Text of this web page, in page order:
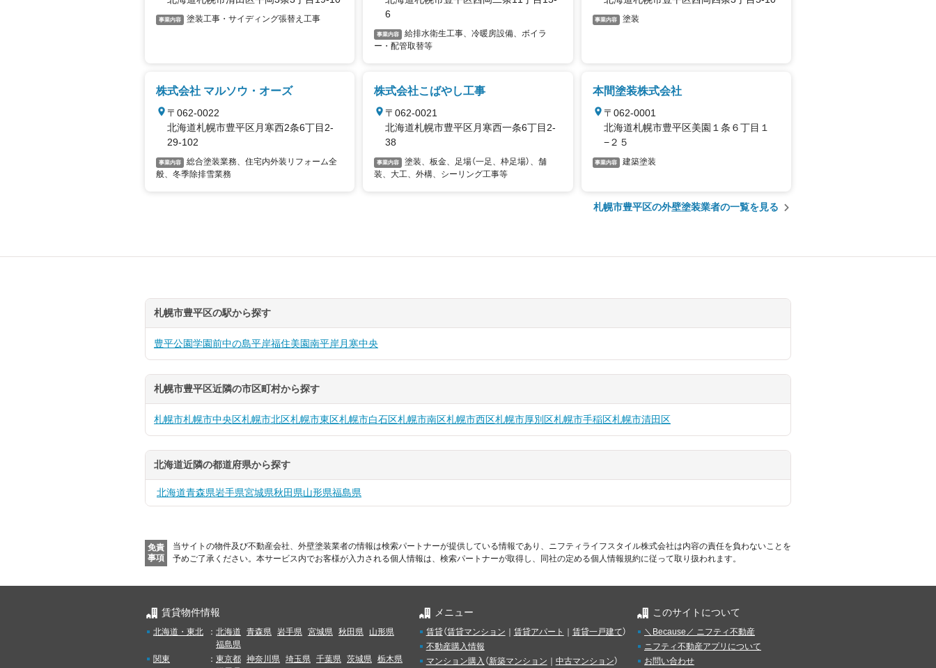
事業内容 塗装工事・サイディング張替え工事
6
事業内容
給排水衛生工事、冷暖房設備、ボイラ
ー・配管取替等
事業内容 塗装
株式会社 マルソウ・オーズ
〒062-0022
北海道札幌市豊平区月寒西2条6丁目2-
29-102
事業内容
総合塗装業務、住宅内外装リフォーム全
般、冬季除排雪業務
株式会社こばやし工事
〒062-0021
北海道札幌市豊平区月寒西一条6丁目2-
38
事業内容
塗装、板金、足場（一足、枠足場）、舗
装、大工、外構、シーリング工事等
本間塗装株式会社
〒062-0001
北海道札幌市豊平区美園１条６丁目１
−２５
事業内容 建築塗装
札幌市豊平区の外壁塗装業者の一覧を見る
札幌市豊平区の駅から探す
豊平公園学園前中の島平岸福住美園南平岸月寒中央
札幌市豊平区近隣の市区町村から探す
札幌市札幌市中央区札幌市北区札幌市東区札幌市白石区札幌市南区札幌市西区札幌市厚別区札幌市手稲区札幌市清田区
北海道近隣の都道府県から探す
北海道青森県岩手県宮城県秋田県山形県福島県
免責
事項
当サイトの物件及び不動産会社、外壁塗装業者の情報は検索パートナーが提供している情報であり、ニフティライフスタイル株式会社は内容の責任を負わないことを
予めご了承ください。 本サービス内でお客様が入力される個人情報は、検索パートナーが取得し、同社の定める個人情報規約に従って取り扱われます。
賃貸物件情報
北海道・東北 ： 北海道 青森県 岩手県 宮城県 秋田県
山形県
福島県
関東
： 東京都 神奈川県 埼玉県 千葉県 茨城県 栃木県
メニュー
賃貸（賃貸マンション 賃貸アパート 賃貸一戸建て）
不動産購入情報
マンション購入 （新築マンション 中古マンション）
このサイトについて
＼Because／ ニフティ不動産
ニフティ不動産アプリについて
お問い合わせ